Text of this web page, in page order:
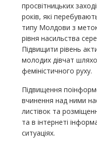
просвітницьких
років, які
типу Молдови з
рівня насильства
Підвищити рівень
молодих дівчат
феміністичного руху.
Підвищення
вчинення над ними
листівок та
та в інтернеті
ситуаціях.